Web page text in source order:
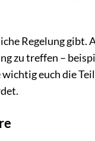
Regelung gibt.
zu treffen –
euch die